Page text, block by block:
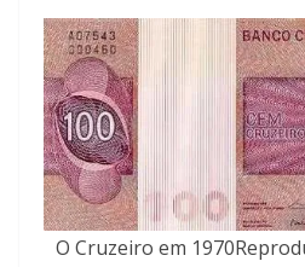
O Cruzeiro em